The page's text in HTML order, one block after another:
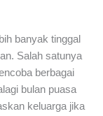
banyak tinggal
Salah satunya
berbagai
bulan puasa
keluarga jika